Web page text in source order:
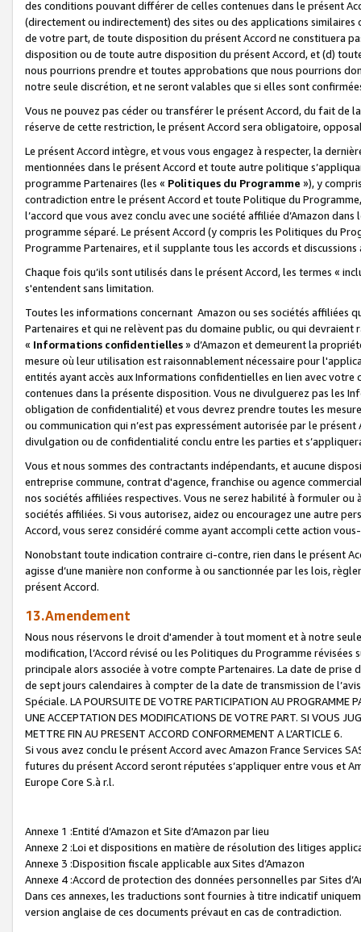
des conditions pouvant différer de celles contenues dans le présent
(directement ou indirectement) des sites ou des applications
de votre part, de toute disposition du présent Accord ne constituera
disposition ou de toute autre disposition du présent Accord, et (d)
nous pourrions prendre et toutes approbations que nous pourrions
notre seule discrétion, et ne seront valables que si elles sont
Vous ne pouvez pas céder ou transférer le présent Accord, du fait de
réserve de cette restriction, le présent Accord sera obligatoire,
Le présent Accord intègre, et vous vous engagez à respecter, la
mentionnées dans le présent Accord et toute autre politique
programme Partenaires (les « Politiques du Programme »), y
contradiction entre le présent Accord et toute Politique du
l’accord que vous avez conclu avec une société affiliée d’Amazon
programme séparé. Le présent Accord (y compris les Politiques du
Programme Partenaires, et il supplante tous les accords et discussions
Chaque fois qu’ils sont utilisés dans le présent Accord, les termes «
s'entendent sans limitation.
Toutes les informations concernant Amazon ou ses sociétés affiliées
Partenaires et qui ne relèvent pas du domaine public, ou qui
« Informations confidentielles» d’Amazon et demeurent la
mesure où leur utilisation est raisonnablement nécessaire pour
entités ayant accès aux Informations confidentielles en lien avec
contenues dans la présente disposition. Vous ne divulguerez pas les
obligation de confidentialité) et vous devrez prendre toutes les
ou communication qui n’est pas expressément autorisée par le
divulgation ou de confidentialité conclu entre les parties et
Vous et nous sommes des contractants indépendants, et aucune
entreprise commune, contrat d'agence, franchise ou agence
nos sociétés affiliées respectives. Vous ne serez habilité à formuler
sociétés affiliées. Si vous autorisez, aidez ou encouragez une autre
Accord, vous serez considéré comme ayant accompli cette action
Nonobstant toute indication contraire ci-contre, rien dans le présent
agisse d’une manière non conforme à ou sanctionnée par les lois,
présent Accord.
13.Amendement
Nous nous réservons le droit d'amender à tout moment et à notre
modification, l’Accord révisé ou les Politiques du Programme
principale alors associée à votre compte Partenaires. La date de
de sept jours calendaires à compter de la date de transmission de
Spéciale. LA POURSUITE DE VOTRE PARTICIPATION AU PROGRAMME
UNE ACCEPTATION DES MODIFICATIONS DE VOTRE PART. SI VOUS
METTRE FIN AU PRESENT ACCORD CONFORMEMENT A L’ARTICLE 6.
Si vous avez conclu le présent Accord avec Amazon France Services
futures du présent Accord seront réputées s’appliquer entre vous et
Europe Core S.à r.l.
Annexe 1 :Entité d’Amazon et Site d’Amazon par lieu
Annexe 2 :Loi et dispositions en matière de résolution des litiges
Annexe 3 :Disposition fiscale applicable aux Sites d’Amazon
Annexe 4 :Accord de protection des données personnelles par Sites
Dans ces annexes, les traductions sont fournies à titre indicatif
version anglaise de ces documents prévaut en cas de contradiction.